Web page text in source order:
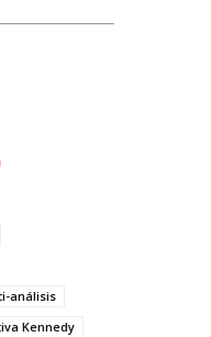
análisis
Kennedy